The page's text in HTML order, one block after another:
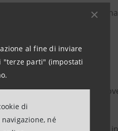
al fine di inviare
"terze parti" (impostati
di
né
i bisogni anche non
periodo definito senza